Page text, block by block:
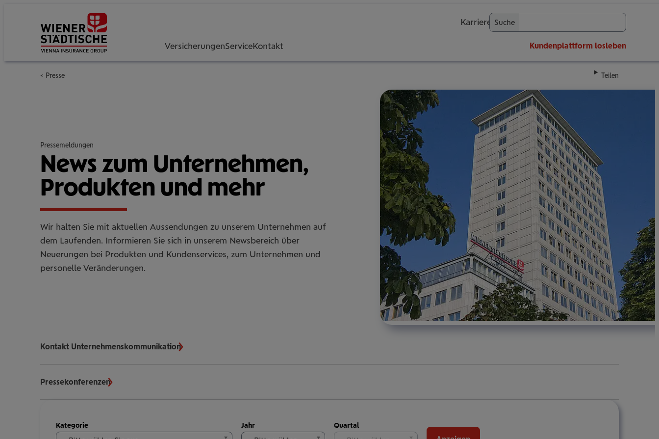
VersicherungenServiceKontakt
Karriere Suche
Kundenplattform losleben
Presse Teilen
Pressemeldungen
News zum Unter­neh­men,
Pro­duk­ten und mehr
Wir halten Sie mit aktuellen Aussendungen zu unserem Unternehmen auf
dem Laufenden. Informieren Sie sich in unserem Newsbereich über
Neuerungen bei Produkten und Kundenservices, zum Unternehmen und
personelle Veränderungen.
Kontakt Unternehmenskommunikation
Pressekonferenzen
Meldungen
filtern
Kategorie Jahr Quartal